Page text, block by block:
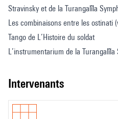
Stravinsky et de la Turangalîla
Les combinaisons entre les ostinati
Tango de L’Histoire du soldat
L’instrumentarium de la
intervenants